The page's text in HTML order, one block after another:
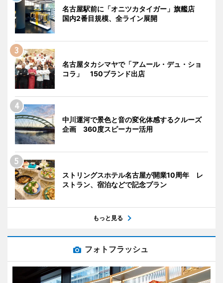
名古屋駅前に「オニツカタイガー」旗艦店
国内2番目規模、全ライン展開
名古屋タカシマヤで「アムール・デュ・ショ
コラ」 150ブランド出店
中川運河で景色と音の変化体感するクルーズ
企画 360度スピーカー活用
ストリングスホテル名古屋が開業10周年 レ
ストラン、宿泊などで記念プラン
もっと見る
フォトフラッシュ